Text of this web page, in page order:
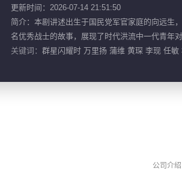
更新时间：2026-07-14 21:51:50
简介：本剧讲述出生于国民党军官家庭的向远生
名优秀战士的故事，展现了时代洪流中一代青年
关键词： 群星闪耀时 万里扬 蒲维 黄琛 李现 任敏
公司介绍